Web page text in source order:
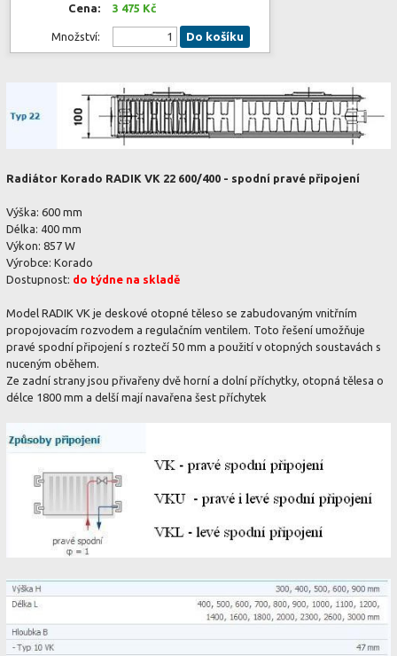
Cena: 3 475 Kč
Množství: Do košíku
Radiátor Korado RADIK VK 22 600/400 - spodní pravé připojení
Výška: 600 mm
Délka: 400 mm
Výkon: 857 W
Výrobce: Korado
Dostupnost: do týdne na skladě
Model RADIK VK je deskové otopné těleso se zabudovaným vnitřním
propojovacím rozvodem a regulačním ventilem. Toto řešení umožňuje
pravé spodní připojení s roztečí 50 mm a použití v otopných soustavách s
nuceným oběhem.
Ze zadní strany jsou přivařeny dvě horní a dolní příchytky, otopná tělesa o
délce 1800 mm a delší mají navařena šest příchytek